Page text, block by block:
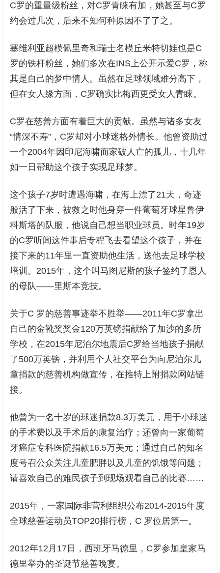
C罗的重量级粉丝，对C罗青睐有加，她甚至与C罗
约会过几次，后来不知何种原因不了了之。
塞维利亚超模佩里奇和瑞士名模丘米特切娃也是C
罗的铁杆粉丝，她们多次在INS上公开示爱C罗，称
其是自己的梦中情人。虽然在足球领域难分高下，
但在女人缘方面，C罗确实比梅西更受女人青睐。
C罗在慈善方面有着巨大的贡献。虽然与诸多女友
“情深不寿”，C罗却对小球迷格外情长。他曾资助过
一个2004年因印尼海啸而家破人亡的孤儿，十几年
如一日帮助这个孩子实现足球梦。
这个孩子7岁时遭遇海啸，在海上漂了21天，奇迹
般活了下来，被救之时他身穿一件葡萄牙球星鲁伊
科斯塔的队服，他说自己想当职业球员。时年19岁
的C罗听闻这件事后专程飞去看望这个孩子，并在
接下来的11年里一直资助他生活，送他去足球学校
培训。2015年，这个叫马图尼斯的孩子签约了恩人
的母队——里斯本竞技。
关于C 罗的慈善事迹举不胜举——2011年C罗拿出
自己的金靴奖奖金120万英镑捐献给了加沙的多所
学校，在2015年尼泊尔地震后C罗给当地孩子捐献
了500万英镑，并利用个人社交平台为向尼泊尔儿
童捐款的慈善机构做宣传，在推特上附捐款网站链
接。
他曾为一名十岁的球迷捐款8.3万美元，用于小球迷
的手术费以及手术后的康复治疗；还曾向一家葡萄
牙癌症专科医院捐款16.5万美元；通过自己的知名
度号召公众关注儿童肥胖以及儿童的饥饿等问题；
请喜欢自己的难民孩子到现场观看自己的比赛……
2015年，一家国际非营利组织公布2014-2015年度
全球慈善运动员TOP20排行榜，C 罗位居第一。
2012年12月17日，西班牙马德里，C罗参加皇家马
德里举办的圣诞节慈善晚宴。